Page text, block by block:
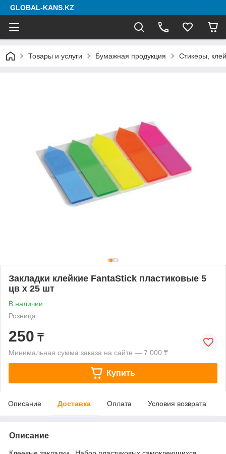
GLOBAL-KANS.KZ
Товары и услуги Бумажная продукция Стикеры,
Закладки клейкие FantaStick пластиковые 5
цв х 25 шт
В наличии
Розница
250 ₸
Минимальная сумма заказа на сайте — 7 000 ₸
Купить
Описание Доставка Оплата Условия возврата
Описание